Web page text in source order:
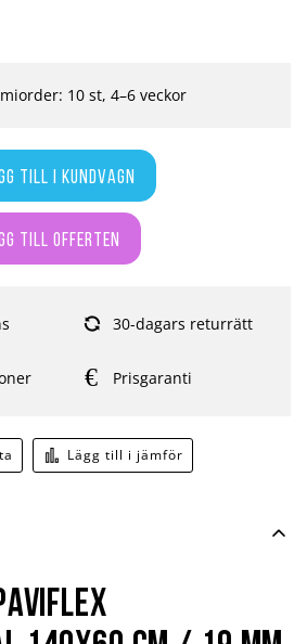
till i kundvagn
till offerten
Lägg till i jämför
10 st, 4–6 veckor
30-dagars returrätt
Prisgaranti